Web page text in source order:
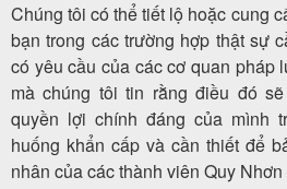
Chúng tôi có thể tiết lộ hoặc cung
bạn trong các trường hợp thật sự
có yêu cầu của các cơ quan pháp
mà chúng tôi tin rằng điều đó
quyền lợi chính đáng của mình
huống khẩn cấp và cần thiết để
nhân của các thành viên Quy